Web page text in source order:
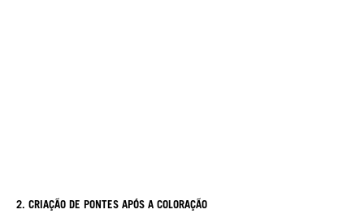
2. CRIAÇÃO DE PONTES APÓS A COLORAÇÃO